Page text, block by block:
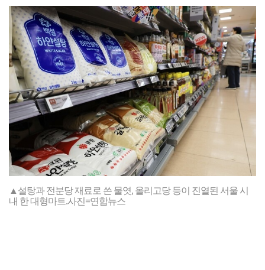
▲설탕과 전분당 재료로 쓴 물엿, 올리고당 등이 진열된 서울 시
내 한 대형마트.사진=연합뉴스